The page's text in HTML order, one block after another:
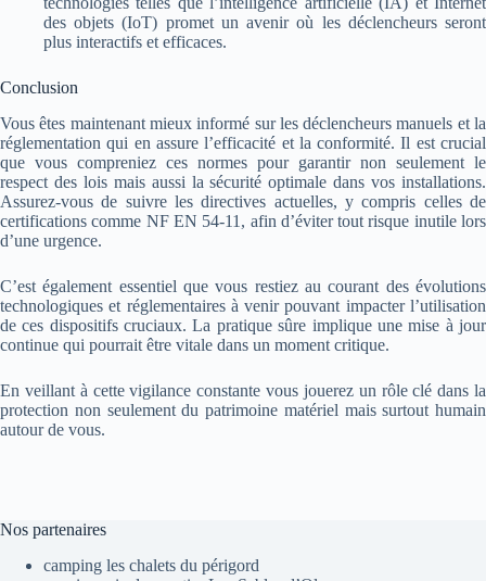
des objets (IoT) promet un avenir où les déclencheurs seront
plus interactifs et efficaces.
Conclusion
Vous êtes maintenant mieux informé sur les déclencheurs manuels et la
réglementation qui en assure l’efficacité et la conformité. Il est crucial
que vous compreniez ces normes pour garantir non seulement le
respect des lois mais aussi la sécurité optimale dans vos installations.
Assurez-vous de suivre les directives actuelles, y compris celles de
certifications comme NF EN 54-11, afin d’éviter tout risque inutile lors
d’une urgence.
C’est également essentiel que vous restiez au courant des évolutions
technologiques et réglementaires à venir pouvant impacter l’utilisation
de ces dispositifs cruciaux. La pratique sûre implique une mise à jour
continue qui pourrait être vitale dans un moment critique.
En veillant à cette vigilance constante vous jouerez un rôle clé dans la
protection non seulement du patrimoine matériel mais surtout humain
autour de vous.
Nos partenaires
camping les chalets du périgord